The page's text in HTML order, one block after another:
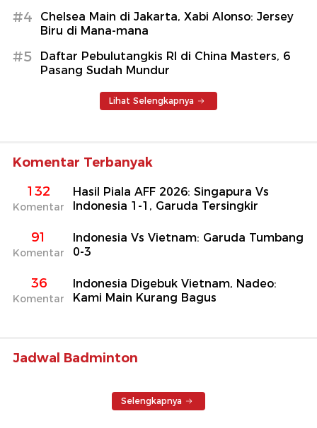
#4
Chelsea Main di Jakarta, Xabi Alonso: Jersey
Biru di Mana-mana
#5
Daftar Pebulutangkis RI di China Masters, 6
Pasang Sudah Mundur
Lihat Selengkapnya
Komentar Terbanyak
132
Komentar
Hasil Piala AFF 2026: Singapura Vs
Indonesia 1-1, Garuda Tersingkir
91
Komentar
Indonesia Vs Vietnam: Garuda Tumbang
0-3
36
Komentar
Indonesia Digebuk Vietnam, Nadeo:
Kami Main Kurang Bagus
Jadwal Badminton
Selengkapnya